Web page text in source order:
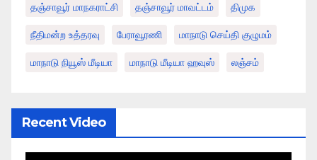
தஞ்சாவூர் மாநகராட்சி தஞ்சாவூர் மாவட்டம் திமுக
நீதிமன்ற உத்தரவு பேராவூரணி மாநாடு செய்தி குழுமம்
மாநாடு நியூஸ் மீடியா மாநாடு மீடியா ஹவுஸ் லஞ்சம்
Recent Video